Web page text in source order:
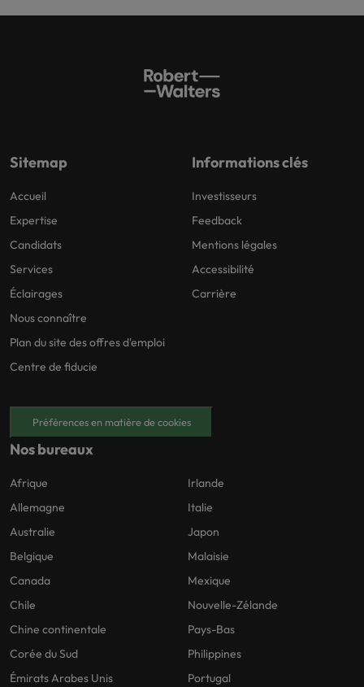
Sitemap
Accueil
Expertise
Candidats
Services
Éclairages
Nous connaître
Plan du site des offres d'emploi
Centre de fiducie
Informations clés
Investisseurs
Feedback
Mentions légales
Accessibilité
Carrière
Préférences en matière de cookies
Nos bureaux
Afrique
Allemagne
Australie
Belgique
Canada
Chile
Chine continentale
Corée du Sud
Émirats Arabes Unis
Irlande
Italie
Japon
Malaisie
Mexique
Nouvelle-Zélande
Pays-Bas
Philippines
Portugal